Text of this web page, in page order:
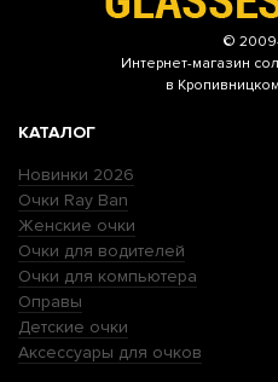
©
Интернет-магазин
в
КАТАЛОГ
Новинки 2026
Очки Ray Ban
Женские очки
Очки для водителей
Очки для компьютера
Оправы
Детские очки
Аксессуары для очков